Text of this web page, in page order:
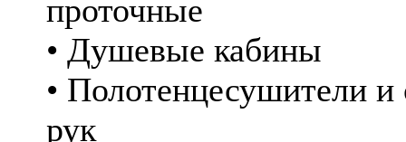
проточные
• Душевые кабины
• Полотенцесушители
рук